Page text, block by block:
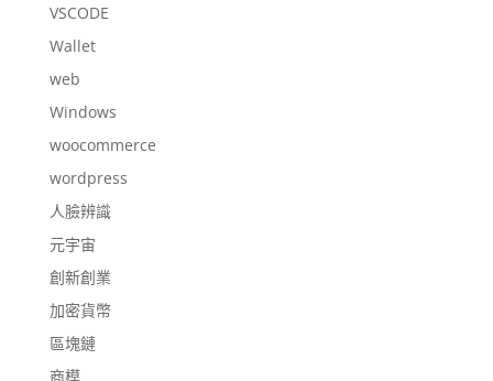
VSCODE
Wallet
web
Windows
woocommerce
wordpress
人臉辨識
元宇宙
創新創業
加密貨幣
區塊鏈
商模